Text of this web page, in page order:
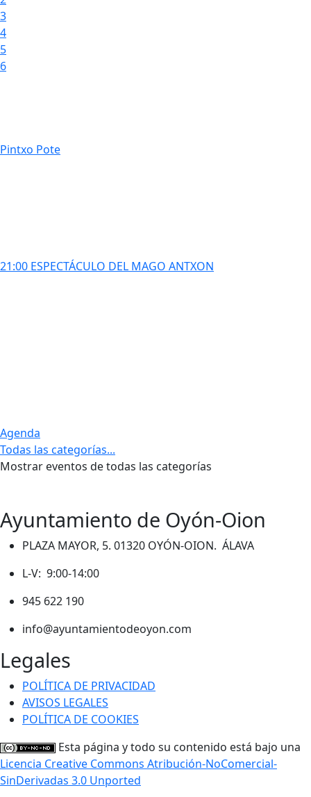
3
4
5
6
Pintxo Pote
21:00 ESPECTÁCULO DEL MAGO ANTXON
Agenda
Todas las categorías...
Mostrar eventos de todas las categorías
Ayuntamiento de Oyón-Oion
PLAZA MAYOR, 5. 01320 OYÓN-OION. ÁLAVA
L-V: 9:00-14:00
945 622 190
info@ayuntamientodeoyon.com
Legales
POLÍTICA DE PRIVACIDAD
AVISOS LEGALES
POLÍTICA DE COOKIES
Esta página y todo su contenido está bajo una
Licencia Creative Commons Atribución-NoComercial-
SinDerivadas 3.0 Unported